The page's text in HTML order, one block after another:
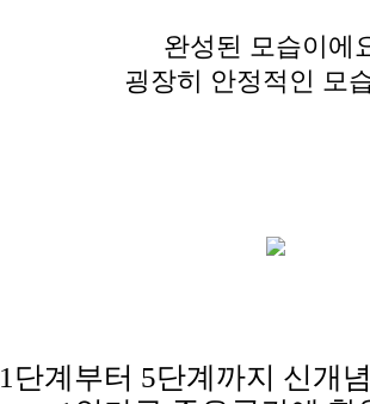
완성된 모습이에
굉장히 안정적인 모
1단계부터 5단계까지 신개